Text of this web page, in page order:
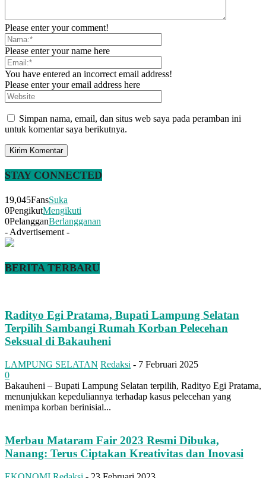
Please enter your comment!
Please enter your name here
You have entered an incorrect email address!
Please enter your email address here
Simpan nama, email, dan situs web saya pada peramban ini
untuk komentar saya berikutnya.
STAY CONNECTED
19,045FansSuka
0PengikutMengikuti
0PelangganBerlangganan
- Advertisement -
BERITA TERBARU
Radityo Egi Pratama, Bupati Lampung Selatan
Terpilih Sambangi Rumah Korban Pelecehan
Seksual di Bakauheni
LAMPUNG SELATAN Redaksi - 7 Februari 2025
0
Bakauheni – Bupati Lampung Selatan terpilih, Radityo Egi Pratama,
menunjukkan kepeduliannya terhadap kasus pelecehan yang
menimpa korban berinisial...
Merbau Mataram Fair 2023 Resmi Dibuka,
Nanang: Terus Ciptakan Kreativitas dan Inovasi